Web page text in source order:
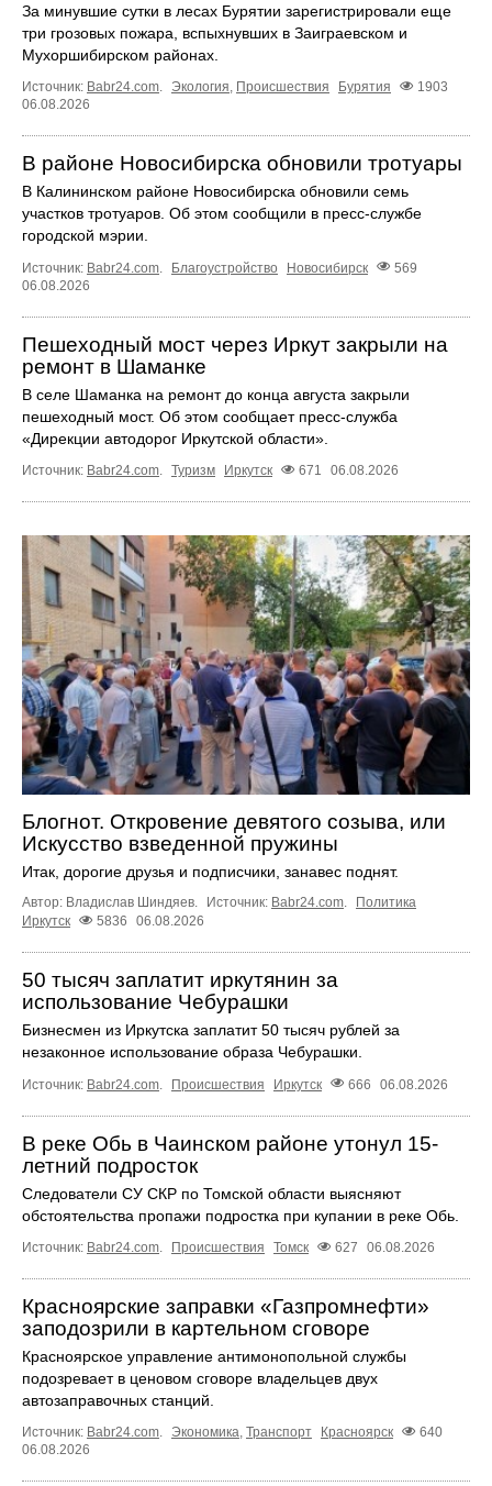
За минувшие сутки в лесах Бурятии зарегистрировали еще
три грозовых пожара, вспыхнувших в Заиграевском и
Мухоршибирском районах.
Источник: Babr24.com. Экология, Происшествия Бурятия
1903
06.08.2026
В районе Новосибирска обновили тротуары
В Калининском районе Новосибирска обновили семь
участков тротуаров. Об этом сообщили в пресс-службе
городской мэрии.
Источник: Babr24.com Благоустройство Новосибирск
569
06.08.2026
Пешеходный мост через Иркут закрыли на
ремонт в Шаманке
В селе Шаманка на ремонт до конца августа закрыли
пешеходный мост. Об этом сообщает пресс‑служба
«Дирекции автодорог Иркутской области».
Источник: Babr24.com Туризм Иркутск 671 06.08.2026
Блогнот. Откровение девятого созыва, или
Искусство взведенной пружины
Итак, дорогие друзья и подписчики, занавес поднят.
Автор: Владислав Шиндяев. Источник: Babr24.com.
Политика
Иркутск
5836 06.08.2026
50 тысяч заплатит иркутянин за
использование Чебурашки
Бизнесмен из Иркутска заплатит 50 тысяч рублей за
незаконное использование образа Чебурашки.
Источник: Babr24.com Происшествия Иркутск 666 06.08.2026
В реке Обь в Чаинском районе утонул 15-
летний подросток
Следователи СУ СКР по Томской области выясняют
обстоятельства пропажи подростка при купании в реке Обь.
Источник: Babr24.com Происшествия Томск 627 06.08.2026
Красноярские заправки «Газпромнефти»
заподозрили в картельном сговоре
Красноярское управление антимонопольной службы
подозревает в ценовом сговоре владельцев двух
автозаправочных станций.
Источник: Babr24.com Экономика Транспорт Красноярск
640
06.08.2026